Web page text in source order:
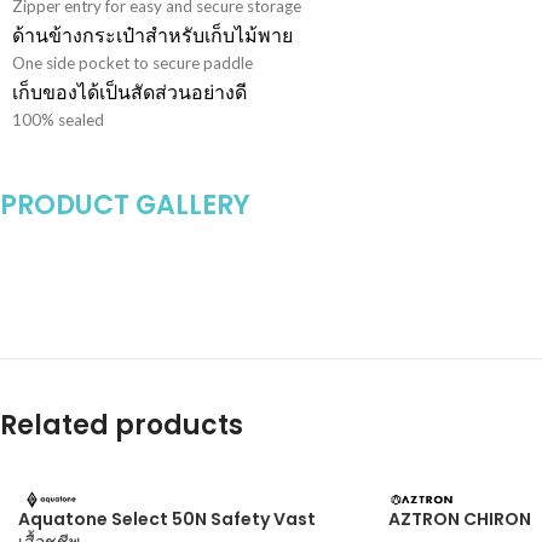
Zipper entry for easy and secure storage
ด้านข้างกระเป๋าสำหรับเก็บไม้พาย
One side pocket to secure paddle
เก็บของได้เป็นสัดส่วนอย่างดี
100% sealed
PRODUCT GALLERY
Related products
Aquatone Select 50N Safety Vast
AZTRON CHIRON